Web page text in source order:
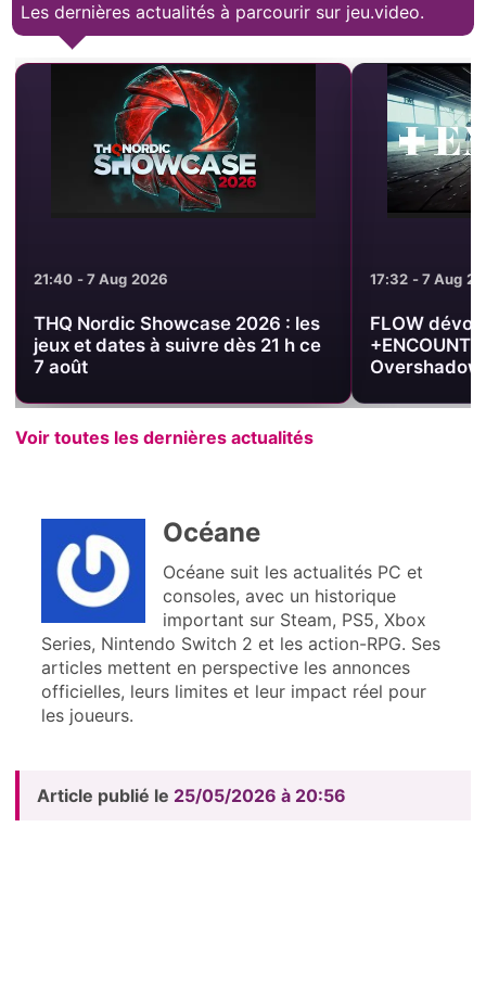
Les dernières actualités à parcourir sur jeu.video.
21:40 - 7 Aug 2026
THQ Nordic Showcase 2026 : les
jeux et dates à suivre dès 21 h ce
7 août
17:32 - 7 Aug
FLOW
+ENCOUNT
Voir toutes les dernières actualités
Océane
Océane suit les actualités PC et
consoles, avec un historique
important sur Steam, PS5, Xbox
Series, Nintendo Switch 2 et les action-RPG. Ses
articles mettent en perspective les annonces
officielles, leurs limites et leur impact réel pour
les joueurs.
Article publié le 25/05/2026 à 20:56